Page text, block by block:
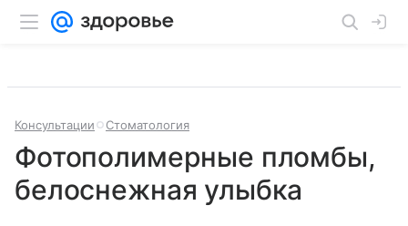
Консультации Стоматология
Фотополимерные пломбы,
белоснежная улыбка